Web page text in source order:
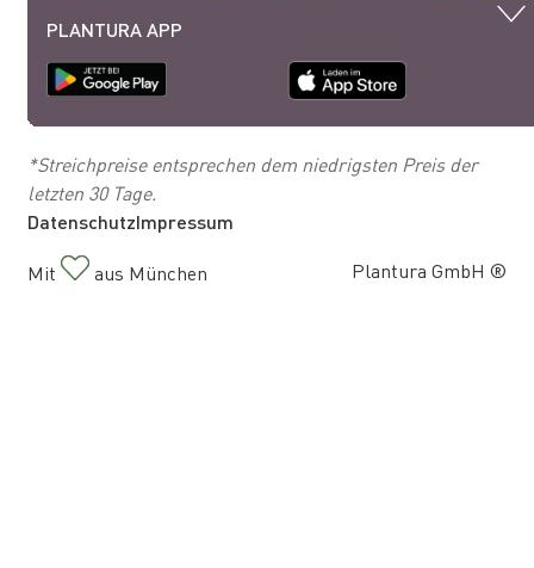
PLANTURA APP
*Streichpreise entsprechen dem niedrigsten Preis der
letzten 30 Tage.
Plantura GmbH ®
Mit aus München
DatenschutzImpressum